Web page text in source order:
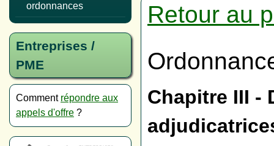
ordonnances
Entreprises /
PME
Comment répondre aux
appels d'offre ?
Retour au
Chapitre III -